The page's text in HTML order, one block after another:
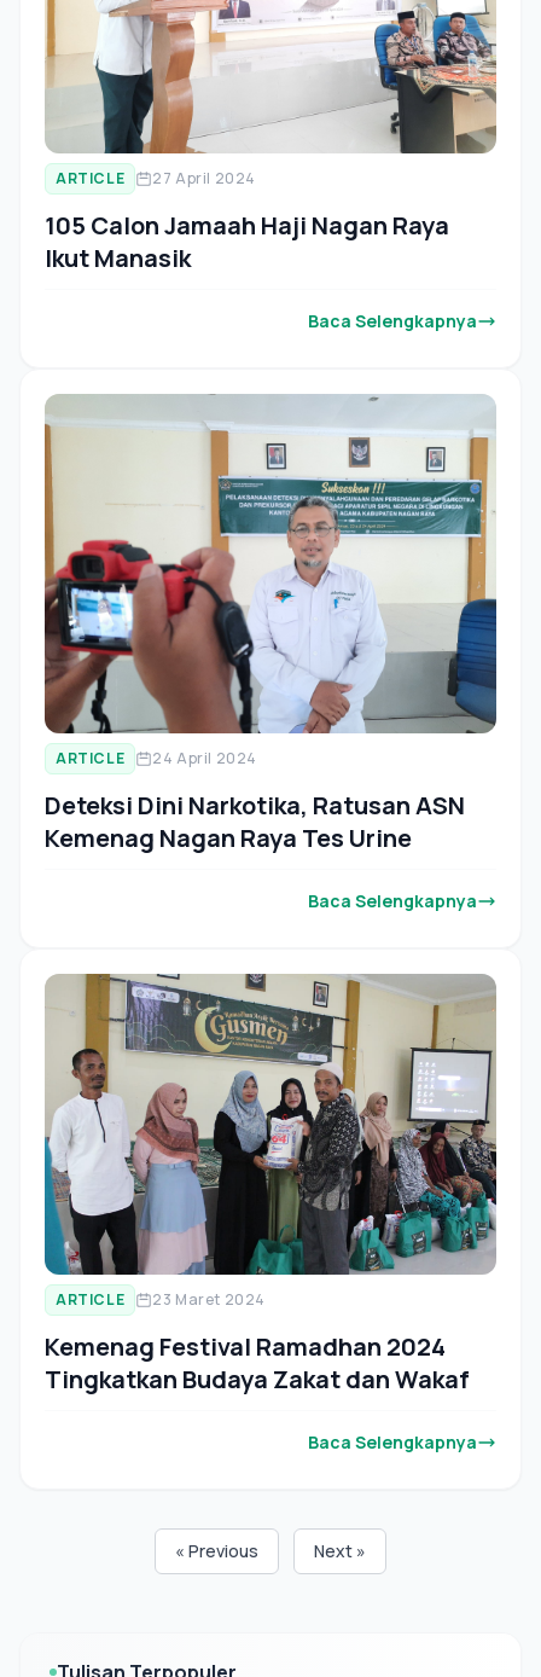
ARTICLE 27 April 2024
105 Calon Jamaah Haji Nagan Raya
Ikut Manasik
Baca Selengkapnya
ARTICLE 24 April 2024
Deteksi Dini Narkotika, Ratusan ASN
Kemenag Nagan Raya Tes Urine
Baca Selengkapnya
ARTICLE 23 Maret 2024
Kemenag Festival Ramadhan 2024
Tingkatkan Budaya Zakat dan Wakaf
Baca Selengkapnya
« Previous Next »